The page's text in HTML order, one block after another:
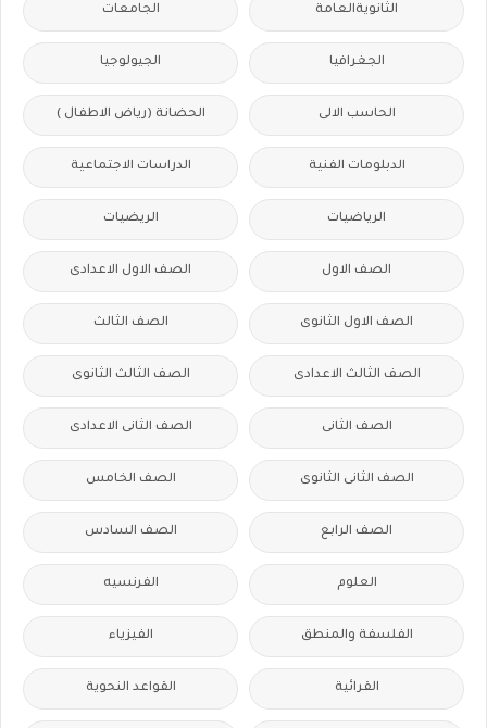
الثانويةالعامة الجامعات
الجغرافيا الجيولوجيا
الحاسب الالى الحضانة (رياض الاطفال )
الدبلومات الفنية الدراسات الاجتماعية
الرياضيات الريضيات
الصف الاول الصف الاول الاعدادى
الصف الاول الثانوى الصف الثالث
الصف الثالث الاعدادى الصف الثالث الثانوى
الصف الثانى الصف الثانى الاعدادى
الصف الثانى الثانوى الصف الخامس
الصف الرابع الصف السادس
العلوم الفرنسيه
الفلسفة والمنطق الفيزياء
القرائية القواعد النحوية